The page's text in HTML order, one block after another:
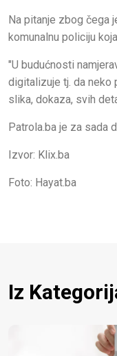
Na pitanje zbog čega
komunalnu policiju
"U budućnosti
digitalizuje tj. da neko
slika, dokaza, svih
Patrola.ba je za sada
Izvor: Klix.ba
Foto: Hayat.ba
Iz